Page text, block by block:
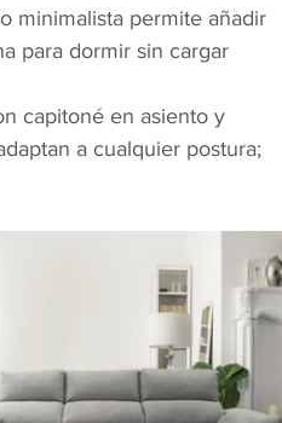
minimalista permite añadir
para dormir sin cargar
capitoné en asiento y
a cualquier postura;